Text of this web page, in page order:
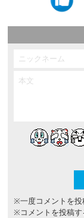
※一度コメントを投
※コメントを投稿す